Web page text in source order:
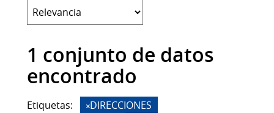
1 conjunto de datos
encontrado
Etiquetas:
DIRECCIONES